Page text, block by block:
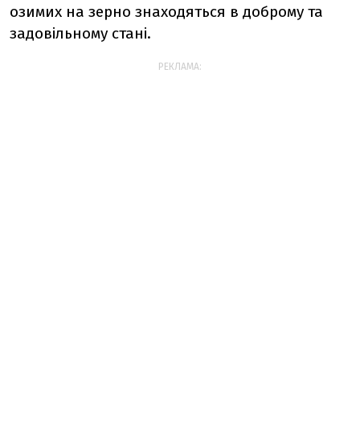
озимих на зерно знаходяться в доброму та
задовільному стані.
РЕКЛАМА: